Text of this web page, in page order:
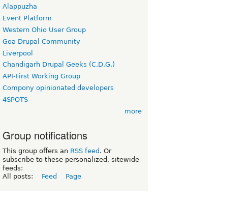
Alappuzha
Event Platform
Western Ohio User Group
Goa Drupal Community
Liverpool
Chandigarh Drupal Geeks (C.D.G.)
API-First Working Group
Compony opinionated developers
4SPOTS
more
Group notifications
This group offers an RSS feed . Or
subscribe to these personalized, sitewide
feeds:
All posts:
Feed Page